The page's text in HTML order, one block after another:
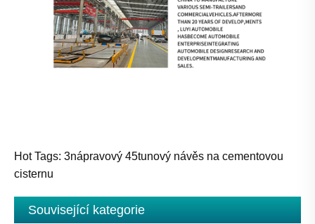
Hot Tags: 3nápravový 45tunový návěs na cementovou
cisternu
Související kategorie